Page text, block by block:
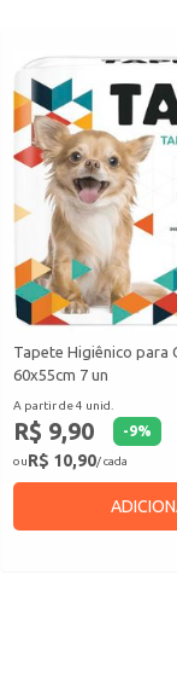
Tapete Higiênico para
60x55cm 7 un
A partir de 4 unid.
R$ 9,90 -9%
ouR$ 10,90/ cada